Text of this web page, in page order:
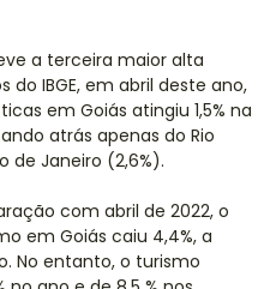
a terceira maior alta
IBGE, em abril deste ano,
em Goiás atingiu 1,5% na
atrás apenas do Rio
de Janeiro (2,6%).
com abril de 2022, o
em Goiás caiu 4,4%, a
No entanto, o turismo